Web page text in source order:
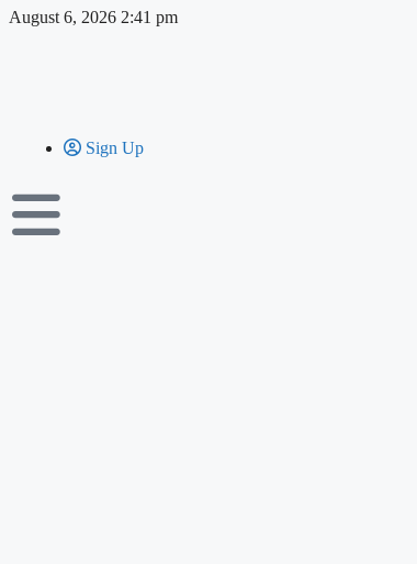
August 6, 2026 2:41 pm
Sign Up